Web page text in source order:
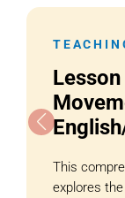
This
explores